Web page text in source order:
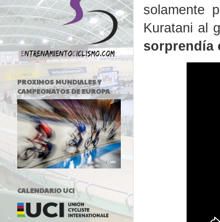
solamente
Kuratani al
sorprendía
PROXIMOS MUNDIALES Y
CAMPEONATOS DE EUROPA
CALENDARIO UCI